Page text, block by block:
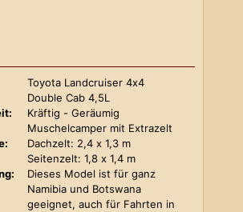
Toyota Landcruiser 4x4
Double Cab 4,5L
Kräftig - Geräumig
Muschelcamper mit Extrazelt
Dachzelt: 2,4 x 1,3 m
Seitenzelt: 1,8 x 1,4 m
Dieses Model ist für ganz
Namibia und Botswana
geeignet, auch für Fahrten in